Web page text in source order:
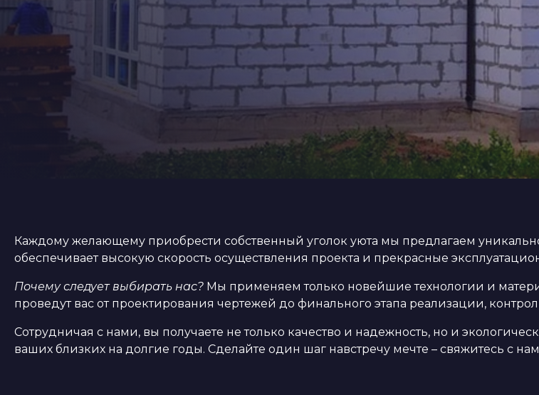
Каждому желающему приобрести собственный уголок уюта мы предлагаем
обеспечивает высокую скорость осуществления проекта и прекрасные
Почему следует выбирать нас? Мы применяем только новейшие технологии и
проведут вас от проектирования чертежей до финального этапа реализации,
Сотрудничая с нами, вы получаете не только качество и надежность, но и
ваших близких на долгие годы. Сделайте один шаг навстречу мечте – свяжитесь с